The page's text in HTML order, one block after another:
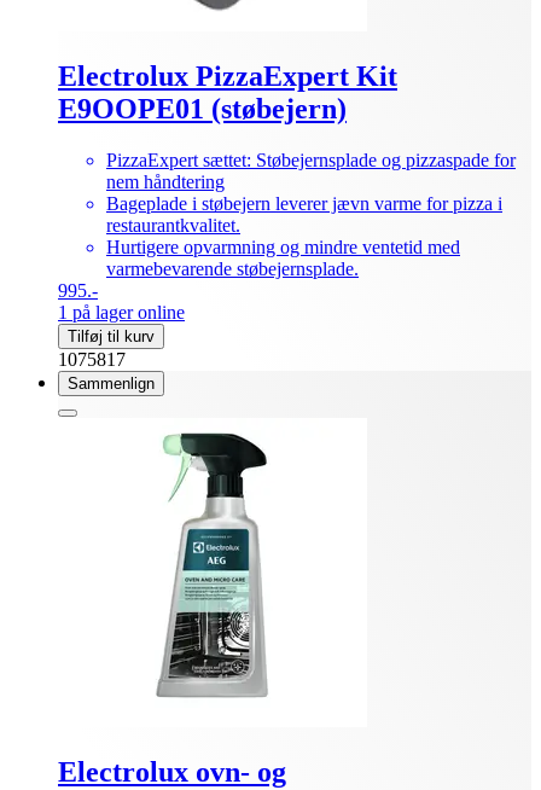
Electrolux PizzaExpert Kit
E9OOPE01 (støbejern)
PizzaExpert sættet: Støbejernsplade og pizzaspade for
nem håndtering
Bageplade i støbejern leverer jævn varme for pizza i
restaurantkvalitet.
Hurtigere opvarmning og mindre ventetid med
varmebevarende støbejernsplade.
995.-
1 på lager online
Tilføj til kurv
1075817
Sammenlign
Electrolux ovn- og